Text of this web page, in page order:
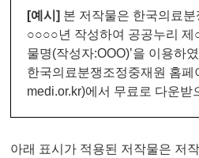
[예시] 본 저작물은 한국의료
○○○○년 작성하여 공공누리 제
물명(작성자:OOO)’을 이용하
한국의료분쟁조정중재원 홈페
medi.or.kr)에서 무료로 다운받
아래 표시가 적용된 저작물은 저